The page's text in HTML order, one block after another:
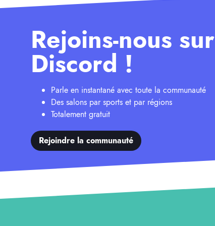
Rejoins-nous sur
Discord !
Parle en instantané avec toute la communauté
Des salons par sports et par régions
Totalement gratuit
Rejoindre la communauté